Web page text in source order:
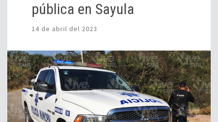
pública en Sayula
14 de abril del 2023